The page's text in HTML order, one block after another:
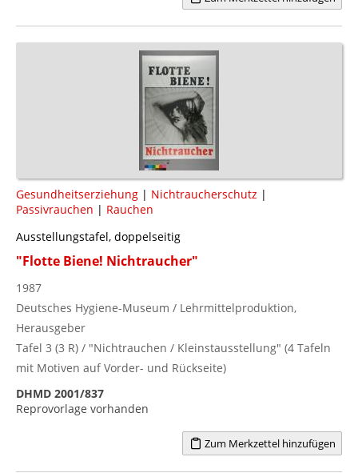
Gesundheitserziehung | Nichtraucherschutz |
Passivrauchen | Rauchen
Ausstellungstafel, doppelseitig
"Flotte Biene! Nichtraucher"
1987
Deutsches Hygiene-Museum / Lehrmittelproduktion,
Herausgeber
Tafel 3 (3 R) / "Nichtrauchen / Kleinstausstellung" (4 Tafeln
mit Motiven auf Vorder- und Rückseite)
DHMD 2001/837
Reprovorlage vorhanden
Zum Merkzettel hinzufügen